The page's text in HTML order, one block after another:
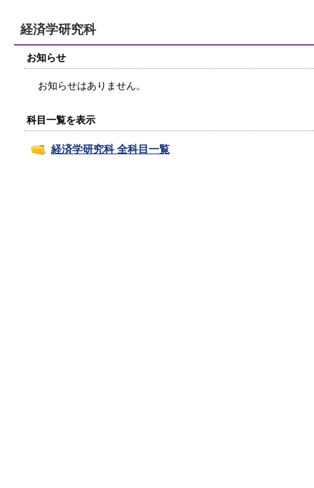
経済学研究科
お知らせ
お知らせはありません。
科目一覧を表示
経済学研究科 全科目一覧